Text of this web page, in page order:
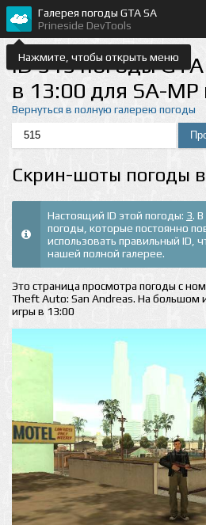
Нажмите, чтобы открыть меню
Галерея погоды GTA SA
Prineside DevTools
ID 515 погоды
в 13:00 для SA-MP
Вернуться в полную галерею погоды
Скрин-шоты погоды
Настоящий ID этой погоды: 3. В
погоды, которые постоянно
использовать правильный ID,
нашей полной галерее.
Это страница просмотра погоды с
Theft Auto: San Andreas. На большом
игры в 13:00